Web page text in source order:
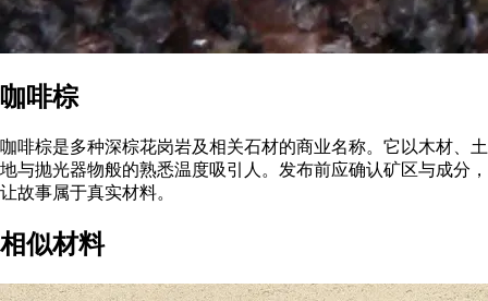
咖啡棕
咖啡棕是多种深棕花岗岩及相关石材的商业名称。它以木材、土
地与抛光器物般的熟悉温度吸引人。发布前应确认矿区与成分，
让故事属于真实材料。
相似材料